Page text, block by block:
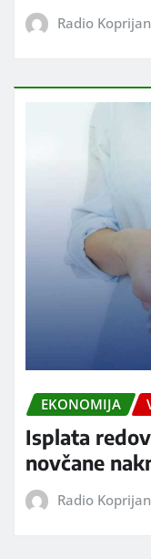
Radio Koprijan
EKONOMIJA
Isplata
novčane
Radio Koprijan